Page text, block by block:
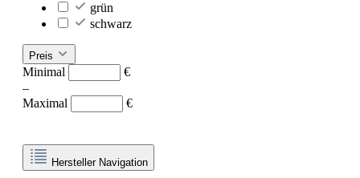
grün
schwarz
Preis
Minimal
€
–
Maximal
€
Hersteller Navigation